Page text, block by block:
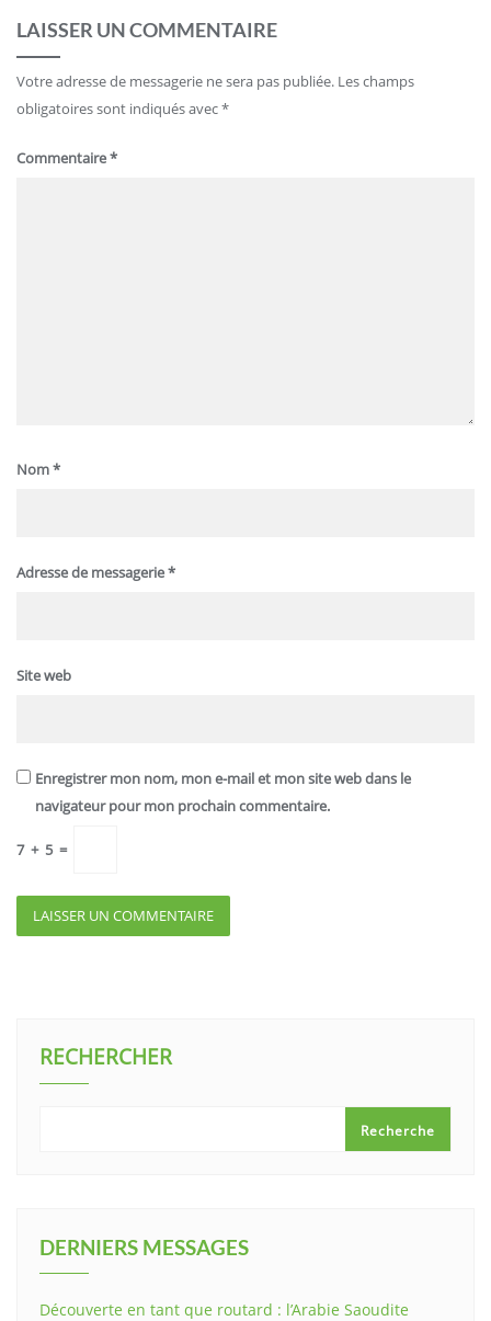
LAISSER UN COMMENTAIRE
Votre adresse de messagerie ne sera pas publiée. Les champs
obligatoires sont indiqués avec*
Commentaire*
Nom*
Adresse de messagerie*
Site web
Enregistrer mon nom, mon e-mail et mon site web dans le
navigateur pour mon prochain commentaire.
7 + 5 =
RECHERCHER
Recherche
DERNIERS MESSAGES
Découverte en tant que routard : l’Arabie Saoudite